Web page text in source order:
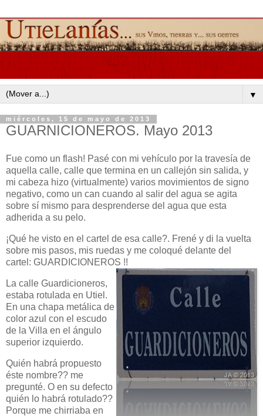
▼
miércoles, 15 de mayo de 2013
GUARNICIONEROS. Mayo 2013
Fue como un flash! Pasé con mi vehículo por la travesía de
aquella calle, calle que termina en un callejón sin salida, y
mi cabeza hizo (virtualmente) varios movimientos de signo
negativo, como un can cuando al salir del agua se agita
sobre sí mismo para desprenderse del agua que esta
adherida a su pelo.
¡Qué he visto en el cartel de esa calle?. Frené y di la vuelta
sobre mis pasos, mis ruedas y me coloqué delante del
cartel: GUARDICIONEROS !!
La calle Guardicioneros,
estaba rotulada en Utiel.
En una chapa metálica de
color azul con el escudo
de la Villa en el ángulo
superior izquierdo.
Quién habrá propuesto
éste nombre?? me
pregunté. O en su defecto
quién lo habrá rotulado??
Porque me chirriaba en